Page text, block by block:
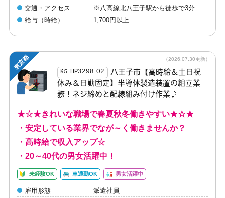
交通・アクセス
※八高線北八王子駅から徒歩で3分
給与（時給）
1,700円以上
K5-HP3298-02
八王子市【高時給＆土日祝
休み＆日勤固定】半導体製造装置の組立業
務！ネジ締めと配線組み付け作業♪
★☆★きれいな職場で春夏秋冬働きやすい★☆★
・安定している業界でなが～く働きませんか？
・高時給で収入アップ☆
・20～40代の男女活躍中！
未経験OK 車通勤OK 男女活躍中
雇用形態
派遣社員
（2026.07.30更新）
東京都